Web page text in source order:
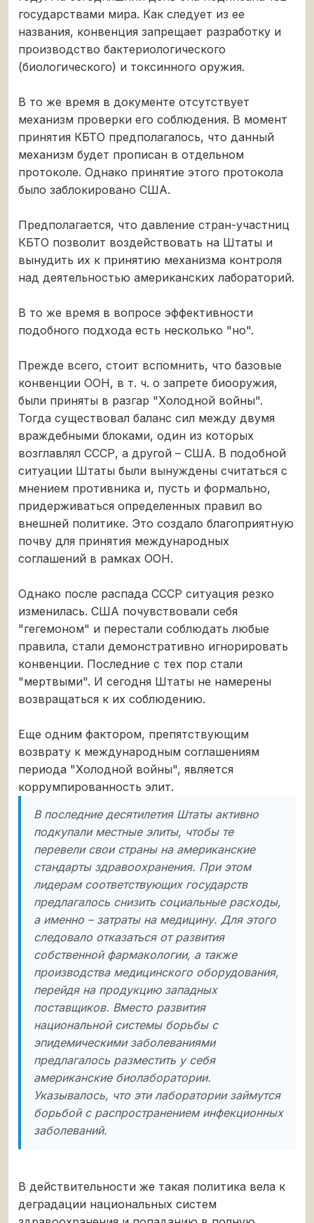
государствами мира. Как следует из ее
названия, конвенция запрещает разработку и
производство бактериологического
(биологического) и токсинного оружия.
В то же время в документе отсутствует
механизм проверки его соблюдения. В момент
принятия КБТО предполагалось, что данный
механизм будет прописан в отдельном
протоколе. Однако принятие этого протокола
было заблокировано США.
Предполагается, что давление стран-участниц
КБТО позволит воздействовать на Штаты и
вынудить их к принятию механизма контроля
над деятельностью американских лабораторий.
В то же время в вопросе эффективности
подобного подхода есть несколько "но".
Прежде всего, стоит вспомнить, что базовые
конвенции ООН, в т. ч. о запрете биооружия,
были приняты в разгар "Холодной войны".
Тогда существовал баланс сил между двумя
враждебными блоками, один из которых
возглавлял СССР, а другой – США. В подобной
ситуации Штаты были вынуждены считаться с
мнением противника и, пусть и формально,
придерживаться определенных правил во
внешней политике. Это создало благоприятную
почву для принятия международных
соглашений в рамках ООН.
Однако после распада СССР ситуация резко
изменилась. США почувствовали себя
"гегемоном" и перестали соблюдать любые
правила, стали демонстративно игнорировать
конвенции. Последние с тех пор стали
"мертвыми". И сегодня Штаты не намерены
возвращаться к их соблюдению.
Еще одним фактором, препятствующим
возврату к международным соглашениям
периода "Холодной войны", является
коррумпированность элит.
В последние десятилетия Штаты активно
подкупали местные элиты, чтобы те
перевели свои страны на американские
стандарты здравоохранения. При этом
лидерам соответствующих государств
предлагалось снизить социальные расходы,
а именно – затраты на медицину. Для этого
следовало отказаться от развития
собственной фармакологии, а также
производства медицинского оборудования,
перейдя на продукцию западных
поставщиков. Вместо развития
национальной системы борьбы с
эпидемическими заболеваниями
предлагалось разместить у себя
американские биолаборатории.
Указывалось, что эти лаборатории займутся
борьбой с распространением инфекционных
заболеваний.
В действительности же такая политика вела к
деградации национальных систем